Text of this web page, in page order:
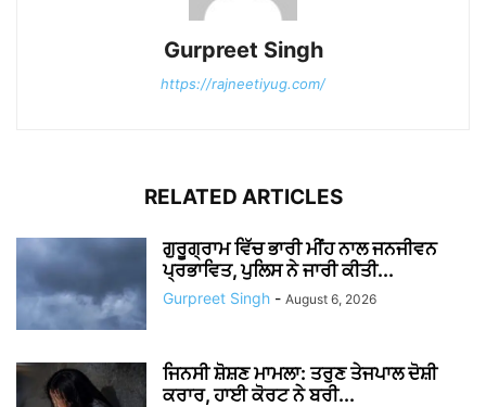
Gurpreet Singh
https://rajneetiyug.com/
RELATED ARTICLES
ਗੁਰੂਗ੍ਰਾਮ ਵਿੱਚ ਭਾਰੀ ਮੀਂਹ ਨਾਲ ਜਨਜੀਵਨ
ਪ੍ਰਭਾਵਿਤ, ਪੁਲਿਸ ਨੇ ਜਾਰੀ ਕੀਤੀ...
Gurpreet Singh - August 6, 2026
ਜਿਨਸੀ ਸ਼ੋਸ਼ਣ ਮਾਮਲਾ: ਤਰੁਣ ਤੇਜਪਾਲ ਦੋਸ਼ੀ
ਕਰਾਰ, ਹਾਈ ਕੋਰਟ ਨੇ ਬਰੀ...